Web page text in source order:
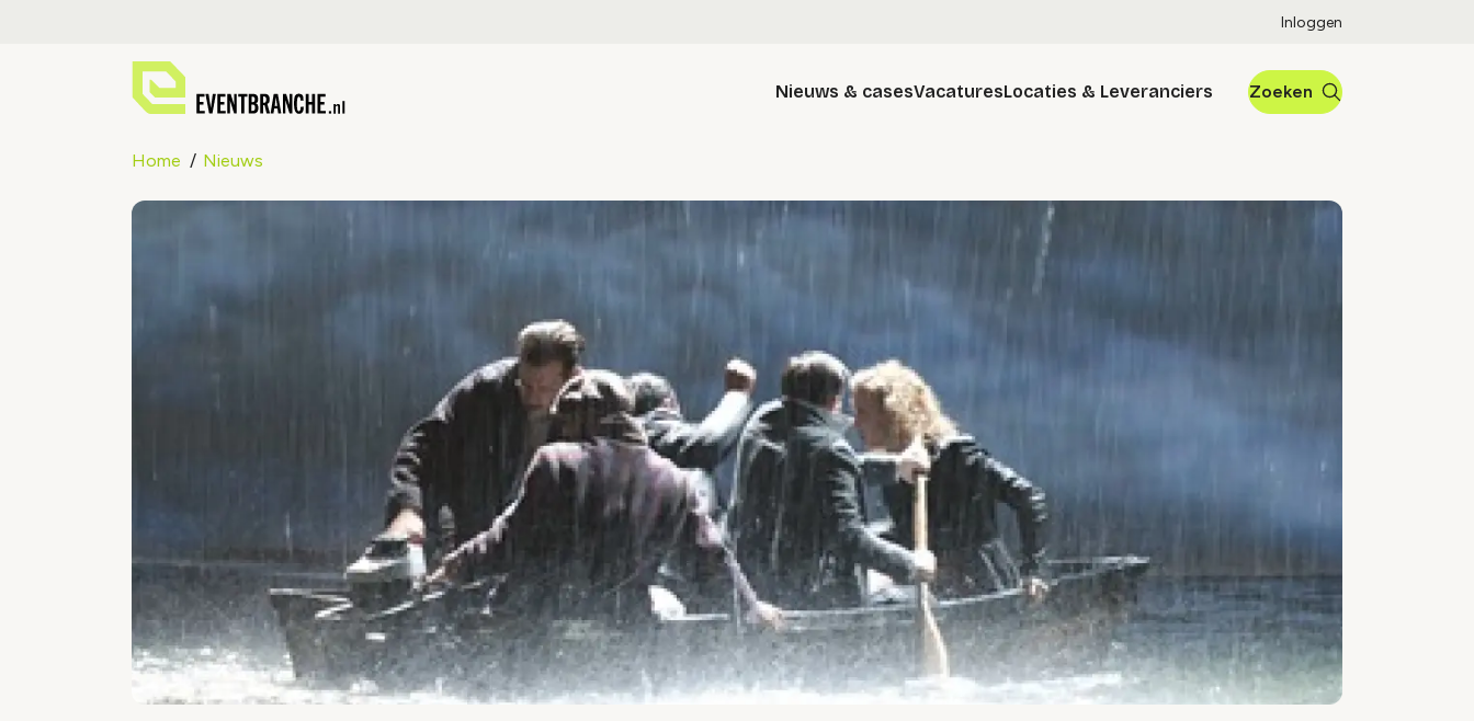
Inloggen
Nieuws & casesVacaturesLocaties & Leveranciers Zoeken
Home Nieuws